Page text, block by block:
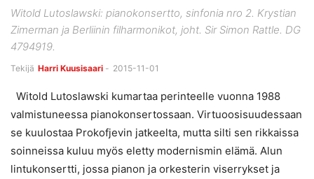
Witold Lutoslawski: pianokonsertto, sinfonia nro 2. Krystian
Zimerman ja Berliinin filharmonikot, joht. Sir Simon Rattle. DG
4794919.
Tekijä Harri Kuusisaari - 2015-11-01
Witold Lutoslawski kumartaa perinteelle vuonna 1988
valmistuneessa pianokonsertossaan. Virtuoosisuudessaan
se kuulostaa Prokofjevin jatkeelta, mutta silti sen rikkaissa
soinneissa kuluu myös eletty modernismin elämä. Alun
lintukonsertti, jossa pianon ja orkesterin viserrykset ja